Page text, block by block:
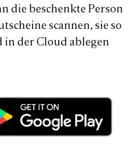
die beschenkte Person
scannen, sie so
in der Cloud ablegen